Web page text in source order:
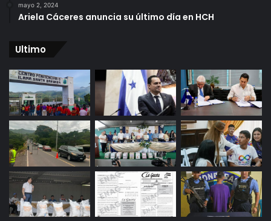
mayo 2, 2024
Ariela Cáceres anuncia su último día en HCH
Ultimo